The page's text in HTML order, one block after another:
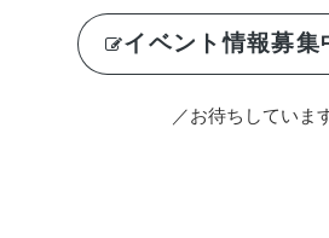
イベント情報募集
／お待ちしていま